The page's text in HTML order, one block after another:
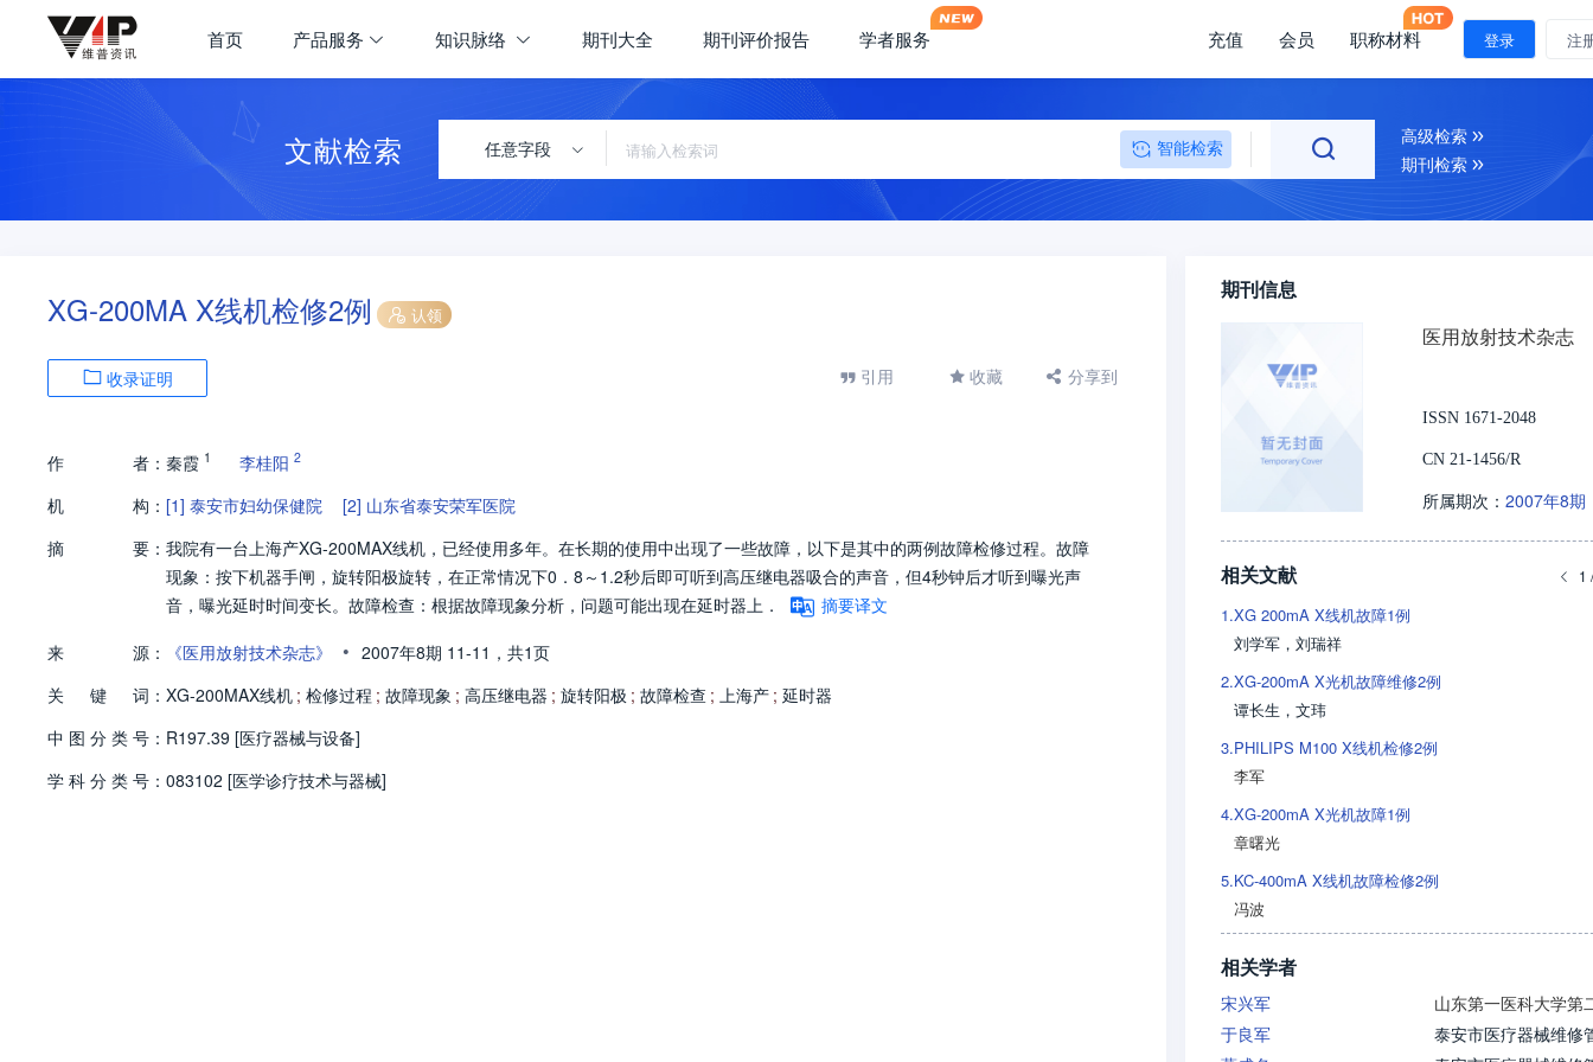
首页 产品服务 知识脉络 期刊大全 期刊评价报告 学者服务 充值 会员 职称材料 登录 注
文献检索 任意字段 智能检索
高级检索
期刊检索
XG-200MA X线机检修2例 认领
收录证明 引用 收藏 分享到
作 者： 秦霞 1 李桂阳 2
机 构： [1] 泰安市妇幼保健院 [2] 山东省泰安荣军医院
摘
要： 我院有一台上海产XG-200MAX线机，已经使用多年。在长期的使用中出现了一些故障，以下是其中的两例故障检修过程。故障
现象：按下机器手闸，旋转阳极旋转，在正常情况下0．8～1.2秒后即可听到高压继电器吸合的声音，但4秒钟后才听到曝光声
音，曝光延时时间变长。故障检查：根据故障现象分析，问题可能出现在延时器上．
摘要译文
来
源： 《医用放射技术杂志》 • 2007年8期 11-11， 共1页
关
键 词： XG-200MAX线机 ; 检修过程 ; 故障现象 ; 高压继电器 ; 旋转阳极 ; 故障检查 ; 上海产 ; 延时器
中 图 分 类 号： R197.39 [医疗器械与设备]
学 科 分 类 号： 083102 [医学诊疗技术与器械]
期刊信息
医用放射技术杂志
ISSN 1671-2048
CN 21-1456/R
所属期次： 2007年8期
相关文献 1
1.XG 200mA X线机故障1例
刘学军 ， 刘瑞祥
2.XG-200mA X光机故障维修2例
谭长生 ， 文玮
3.PHILIPS M100 X线机检修2例
李军
4.XG-200mA X光机故障1例
章曙光
5.KC-400mA X线机故障检修2例
冯波
相关学者
宋兴军
于良军